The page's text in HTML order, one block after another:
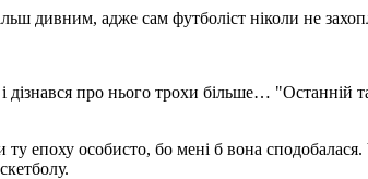
дивним, адже сам футболіст ніколи не
дізнався про нього трохи більше… "Останній
епоху особисто, бо мені б вона